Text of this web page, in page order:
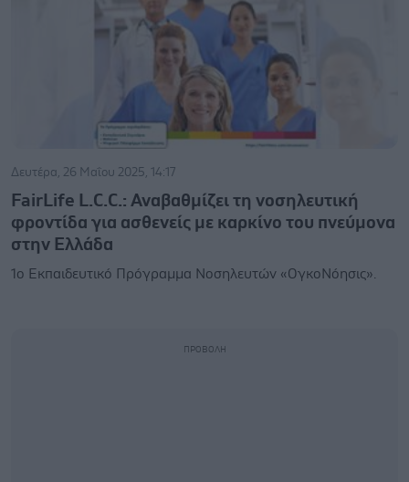
Δευτέρα, 26 Μαΐου 2025, 14:17
FairLife L.C.C.: Αναβαθμίζει τη νοσηλευτική
φροντίδα για ασθενείς με καρκίνο του πνεύμονα
στην Ελλάδα
1ο Εκπαιδευτικό Πρόγραμμα Νοσηλευτών «OγκοΝόησις».